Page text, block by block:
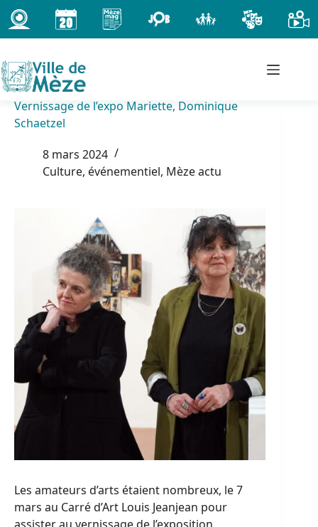
Passer
au
contenu
Vernissage de l’expo Mariette, Dominique
Schaetzel
8 mars 2024
Culture, événementiel, Mèze actu
Les amateurs d’arts étaient nombreux, le 7
mars au Carré d’Art Louis Jeanjean pour